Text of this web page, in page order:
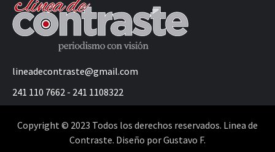
lineadecontraste@gmail.com
241 110 7662 - 241 1108322
Copyright © 2023 Todos los derechos reservados. Linea de
Contraste. Diseño por Gustavo F.